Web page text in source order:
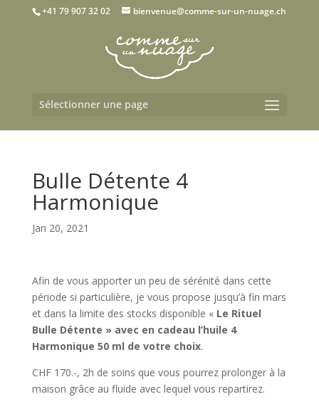
+41 79 907 32 02 bienvenue@comme-sur-un-nuage.ch
Sélectionner une page
Bulle Détente 4
Harmonique
Jan 20, 2021
Afin de vous apporter un peu de sérénité dans cette
période si particulière, je vous propose jusqu’à fin mars
et dans la limite des stocks disponible « Le Rituel
Bulle Détente » avec en cadeau l’huile 4
Harmonique 50 ml de votre choix.
CHF 170.-, 2h de soins que vous pourrez prolonger à la
maison grâce au fluide avec lequel vous repartirez.